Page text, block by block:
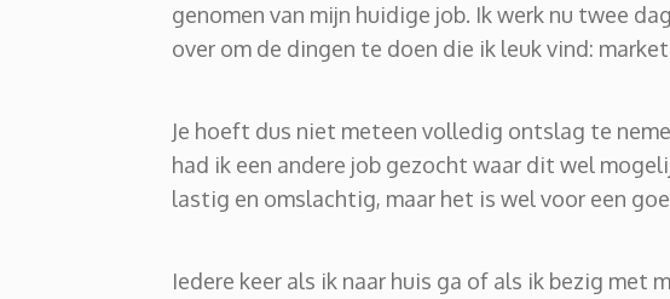
genomen van mijn huidige job. Ik werk nu twee
over om de dingen te doen die ik leuk vind:
Je hoeft dus niet meteen volledig ontslag te
had ik een andere job gezocht waar dit wel
lastig en omslachtig, maar het is wel voor een
Iedere keer als ik naar huis ga of als ik bezig met